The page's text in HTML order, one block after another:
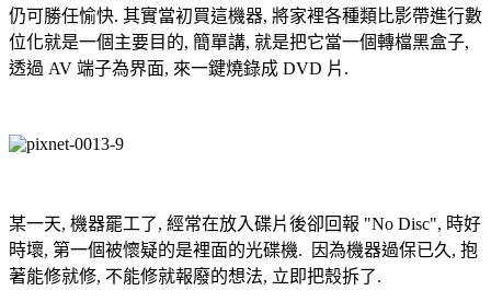
仍可勝任愉快. 其實當初買這機器, 將家裡各種類比影帶進行數
位化就是一個主要目的, 簡單講, 就是把它當一個轉檔黑盒子,
透過 AV 端子為界面, 來一鍵燒錄成 DVD 片.
某一天, 機器罷工了, 經常在放入碟片後卻回報 "No Disc", 時好
時壞, 第一個被懷疑的是裡面的光碟機. 因為機器過保已久, 抱
著能修就修, 不能修就報廢的想法, 立即把殼拆了.